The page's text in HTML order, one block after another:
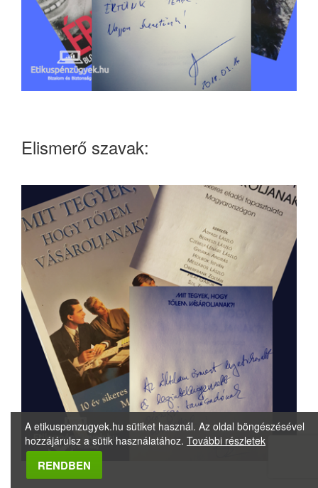
Elismerő szavak:
A etikuspenzugyek.hu sütiket használ. Az oldal böngészésével
hozzájárulsz a sütik használatához. További részletek
RENDBEN